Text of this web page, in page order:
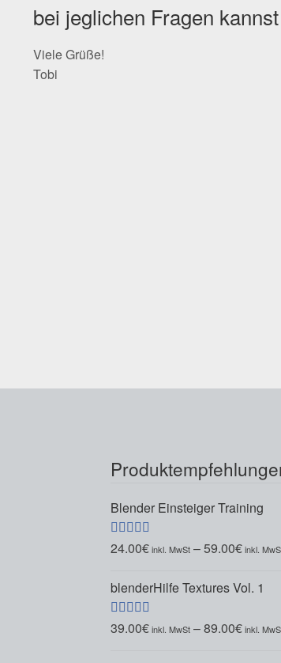
bei jeglichen Fragen
Viele Grüße!
Tobi
Blender Einsteiger Training
Bewertet mit
24.00€ –59.00€
blenderHilfe Textures Vol. 1
Bewertet mit
39.00€ –89.00€